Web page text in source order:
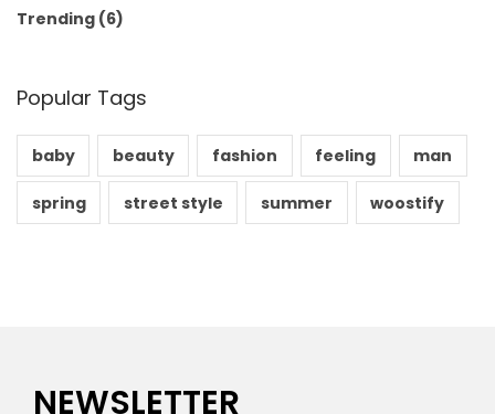
Trending (6)
Popular Tags
baby beauty fashion feeling man
spring street style summer woostify
NEWSLETTER